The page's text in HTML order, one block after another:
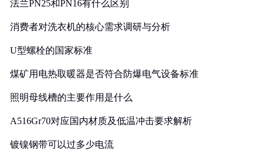
法兰PN25和PN16有什么区别
消费者对洗衣机的核心需求调研与分析
U型螺栓的国家标准
煤矿用电热取暖器是否符合防爆电气设备标准
照明母线槽的主要作用是什么
A516Gr70对应国内材质及低温冲击要求解析
镀镍钢带可以过多少电流